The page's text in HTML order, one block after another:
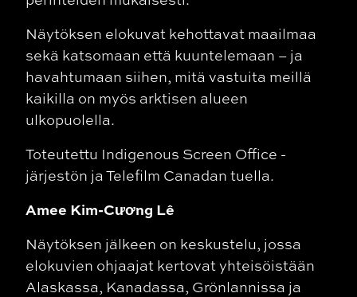
Näytöksen elokuvat kehottavat maailmaa
sekä katsomaan että kuuntelemaan – ja
havahtumaan siihen, mitä vastuita meillä
kaikilla on myös arktisen alueen
ulkopuolella.
Toteutettu Indigenous Screen Office -
järjestön ja Telefilm Canadan tuella.
Amee Kim-Cương Lê
Näytöksen jälkeen on keskustelu, jossa
elokuvien ohjaajat kertovat yhteisöistään
Alaskassa, Kanadassa, Grönlannissa ja